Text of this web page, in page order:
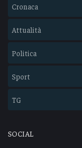
Cronaca
Attualità
Politica
Sport
TG
SOCIAL